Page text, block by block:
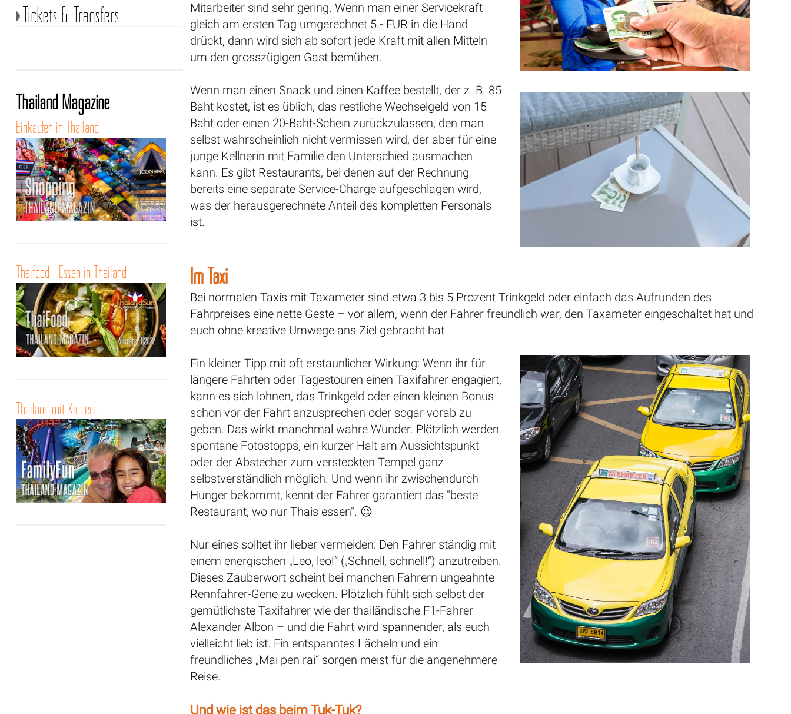
Mitarbeiter sind sehr gering. Wenn man einer Servicekraft
gleich am ersten Tag umgerechnet 5.- EUR in die Hand
drückt, dann wird sich ab sofort jede Kraft mit allen Mitteln
um den grosszügigen Gast bemühen.
Wenn man einen Snack und einen Kaffee bestellt, der z. B. 85
Baht kostet, ist es üblich, das restliche Wechselgeld von 15
Baht oder einen 20-Baht-Schein zurückzulassen, den man
selbst wahrscheinlich nicht vermissen wird, der aber für eine
junge Kellnerin mit Familie den Unterschied ausmachen
kann. Es gibt Restaurants, bei denen auf der Rechnung
bereits eine separate Service-Charge aufgeschlagen wird,
was der herausgerechnete Anteil des kompletten Personals
ist.
Im Taxi
Bei normalen Taxis mit Taxameter sind etwa 3 bis 5 Prozent Trinkgeld oder einfach das Aufrunden des
Fahrpreises eine nette Geste – vor allem, wenn der Fahrer freundlich war, den Taxameter eingeschaltet hat und
euch ohne kreative Umwege ans Ziel gebracht hat.
Ein kleiner Tipp mit oft erstaunlicher Wirkung: Wenn ihr für
längere Fahrten oder Tagestouren einen Taxifahrer engagiert,
kann es sich lohnen, das Trinkgeld oder einen kleinen Bonus
schon vor der Fahrt anzusprechen oder sogar vorab zu
geben. Das wirkt manchmal wahre Wunder. Plötzlich werden
spontane Fotostopps, ein kurzer Halt am Aussichtspunkt
oder der Abstecher zum versteckten Tempel ganz
selbstverständlich möglich. Und wenn ihr zwischendurch
Hunger bekommt, kennt der Fahrer garantiert das "beste
Restaurant, wo nur Thais essen". 😉
Nur eines solltet ihr lieber vermeiden: Den Fahrer ständig mit
einem energischen „Leo, leo!“ („Schnell, schnell!“) anzutreiben.
Dieses Zauberwort scheint bei manchen Fahrern ungeahnte
Rennfahrer-Gene zu wecken. Plötzlich fühlt sich selbst der
gemütlichste Taxifahrer wie der thailändische F1-Fahrer
Alexander Albon – und die Fahrt wird spannender, als euch
vielleicht lieb ist. Ein entspanntes Lächeln und ein
freundliches „Mai pen rai“ sorgen meist für die angenehmere
Reise.
Und wie ist das beim Tuk-Tuk?
Tickets & Transfers
Thailand Magazine
Einkaufen in Thailand
Thaifood - Essen in Thailand
Thailand mit Kindern